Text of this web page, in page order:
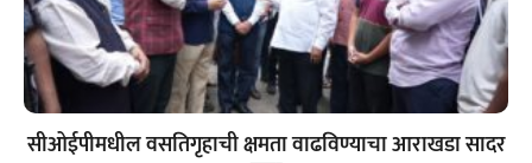
सीओईपीमधील वसतिगृहाची क्षमता वाढविण्याचा आराखडा सादर